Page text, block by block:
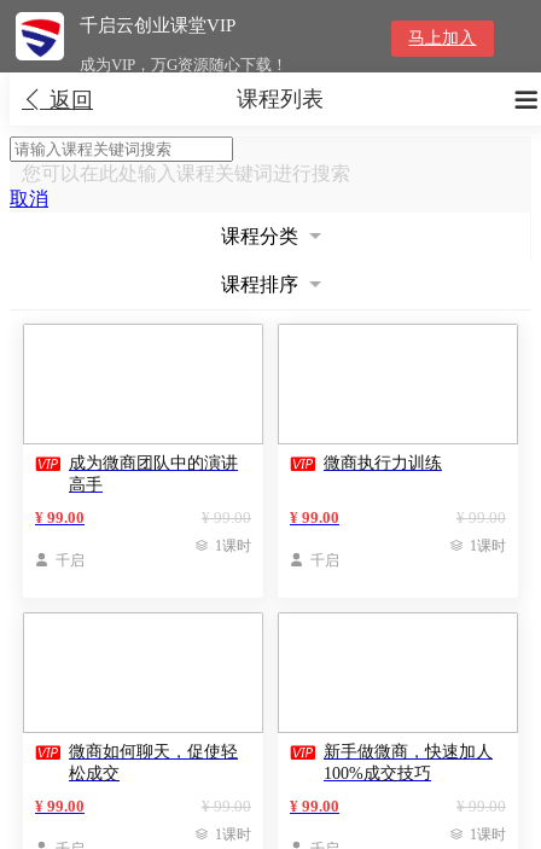
千启云创业课堂VIP
成为VIP，万G资源随心下载！
马上加入
 返回 
课程列表
您可以在此处输入课程关键词进行搜索
取消
课程分类
课程排序
 成为微商团队中的演讲
高手
¥ 99.00
¥ 99.00
 千启
 1课时
 微商执行力训练
¥ 99.00
¥ 99.00
 千启
 1课时
 微商如何聊天，促使轻
松成交
¥ 99.00
¥ 99.00
 1课时
 新手做微商，快速加人
100%成交技巧
¥ 99.00
¥ 99.00
 1课时